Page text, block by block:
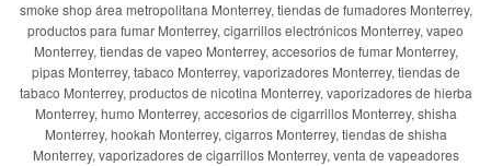
smoke shop área metropolitana Monterrey, tiendas de fumadores Monterrey,
productos para fumar Monterrey, cigarrillos electrónicos Monterrey, vapeo
Monterrey, tiendas de vapeo Monterrey, accesorios de fumar Monterrey,
pipas Monterrey, tabaco Monterrey, vaporizadores Monterrey, tiendas de
tabaco Monterrey, productos de nicotina Monterrey, vaporizadores de hierba
Monterrey, humo Monterrey, accesorios de cigarrillos Monterrey, shisha
Monterrey, hookah Monterrey, cigarros Monterrey, tiendas de shisha
Monterrey, vaporizadores de cigarrillos Monterrey, venta de vapeadores